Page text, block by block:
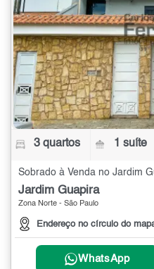
3 quartos 1 suíte
Sobrado à Venda no Jardim
Jardim Guapira
Zona Norte - São Paulo
Endereço no círculo do
WhatsApp